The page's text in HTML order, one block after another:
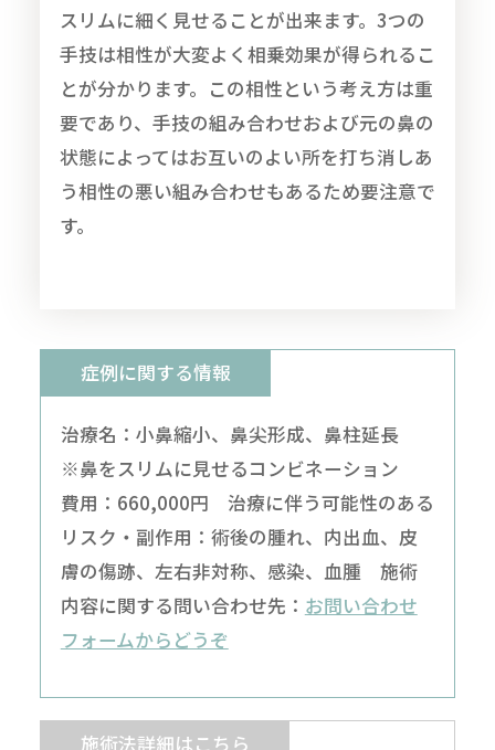
スリムに細く見せることが出来ます。3つの
手技は相性が大変よく相乗効果が得られるこ
とが分かります。この相性という考え方は重
要であり、手技の組み合わせおよび元の鼻の
状態によってはお互いのよい所を打ち消しあ
う相性の悪い組み合わせもあるため要注意で
す。
症例に関する情報
治療名：小鼻縮小、鼻尖形成、鼻柱延長
※鼻をスリムに見せるコンビネーション
費用：660,000円 治療に伴う可能性のある
リスク・副作用：術後の腫れ、内出血、皮
膚の傷跡、左右非対称、感染、血腫 施術
内容に関する問い合わせ先： お問い合わせ
フォームからどうぞ
施術法詳細はこちら